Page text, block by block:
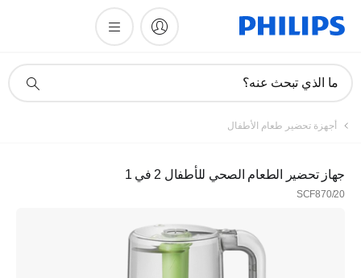
دعم
ما الذي تبحث عنه؟
أجهزة تحضير طعام الأطفال
جهاز تحضير الطعام الصحي للأطفال 2 في 1
SCF870/20